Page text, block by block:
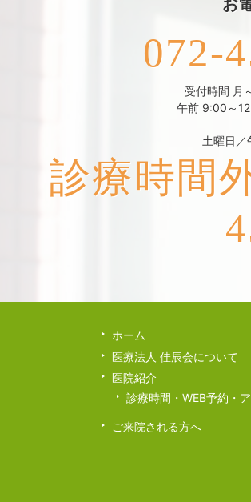
お
072-
受付時間 月
午前 9:00～
土曜日
診療時間
ホーム
医療法人 佳辰会について
医院紹介
診療時間・WEB予約・
ご来院される方へ